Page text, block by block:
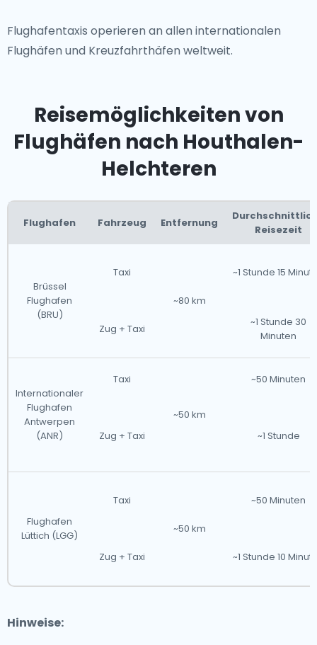
Flughafentaxis operieren an allen internationalen
Flughäfen und Kreuzfahrthäfen weltweit.
Reisemöglichkeiten von
Flughäfen nach Houthalen-
Helchteren
Flughafen Fahrzeug Entfernung
Reisezeit
Brüssel
Flughafen
(BRU)
Taxi
~80 km
~1 Stunde 15
Zug + Taxi
~1 Stunde 30
Minuten
Internationaler
Flughafen
Antwerpen
(ANR)
Taxi
~50 km
~50 Minuten
Zug + Taxi ~1 Stunde
Flughafen
Lüttich (LGG)
Taxi
~50 km
~50 Minuten
Zug + Taxi ~1 Stunde 10
Hinweise: